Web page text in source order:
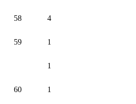
58 4
59 1
1
60 1